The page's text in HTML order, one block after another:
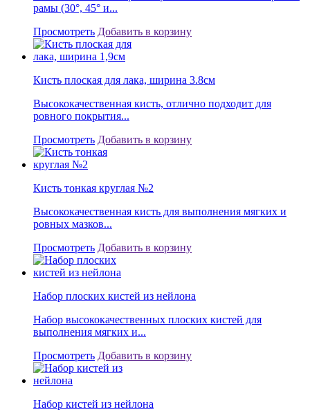
рамы (30°, 45° и...
Просмотреть Добавить в корзину
Кисть плоская для лака, ширина 3.8см
Высококачественная кисть, отлично подходит для
ровного покрытия...
Просмотреть Добавить в корзину
Кисть тонкая круглая №2
Высококачественная кисть для выполнения мягких и
ровных мазков...
Просмотреть Добавить в корзину
Набор плоских кистей из нейлона
Набор высококачественных плоских кистей для
выполнения мягких и...
Просмотреть Добавить в корзину
Набор кистей из нейлона